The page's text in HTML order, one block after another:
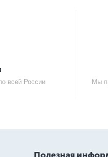
всей России Мы
Полезная